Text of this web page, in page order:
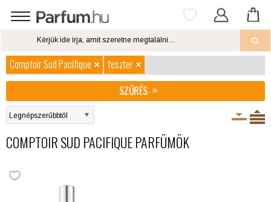
Comptoir Sud Pacifique
teszter
SZŰRÉS
COMPTOIR SUD PACIFIQUE PARFÜMÖK